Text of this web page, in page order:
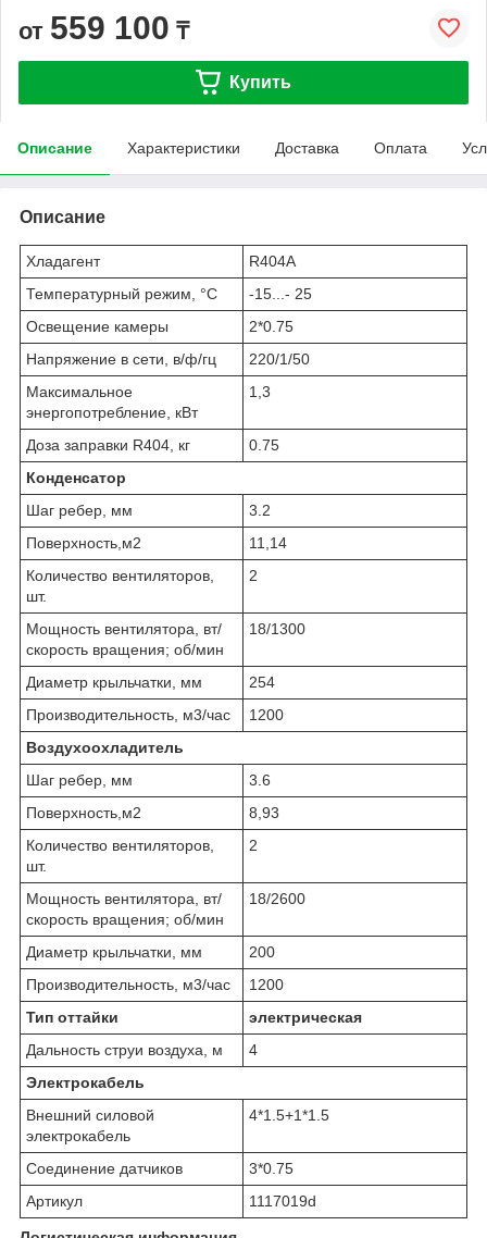
от 559 100 ₸
Купить
Описание Характеристики Доставка Оплата
Описание
Хладагент
R404A
Температурный режим, °С
-15...- 25
Освещение камеры
2*0.75
Напряжение в сети, в/ф/гц
220/1/50
Maксимальное
энергопотребление, кВт
1,3
Доза заправки R404, кг
0.75
Конденсатор
Шаг ребер, мм
3.2
Поверхность,м2
11,14
Количество вентиляторов,
шт.
2
Мощность вентилятора, вт/
скорость вращения; об/мин
18/1300
Диаметр крыльчатки, мм
254
Производительность, м3/час
1200
Воздухоохладитель
Шаг ребер, мм
3.6
Поверхность,м2
8,93
Количество вентиляторов,
шт.
2
Мощность вентилятора, вт/
скорость вращения; об/мин
18/2600
Диаметр крыльчатки, мм
200
Производительность, м3/час
1200
Тип оттайки
электрическая
Дальность струи воздуха, м
4
Электрокабель
Внешний силовой
электрокабель
4*1.5+1*1.5
Соединение датчиков
3*0.75
Артикул
1117019d